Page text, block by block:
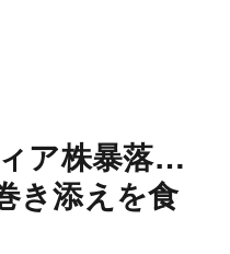
ア株暴落…
き添えを食